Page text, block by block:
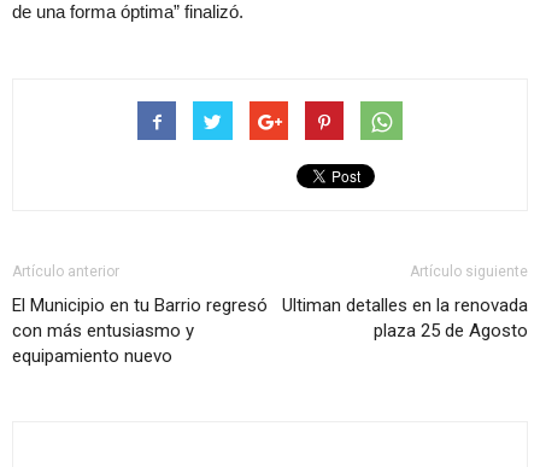
de una forma óptima” finalizó.
Artículo anterior
El Municipio en tu Barrio regresó
con más entusiasmo y
equipamiento nuevo
Artículo siguiente
Ultiman detalles en la renovada
plaza 25 de Agosto